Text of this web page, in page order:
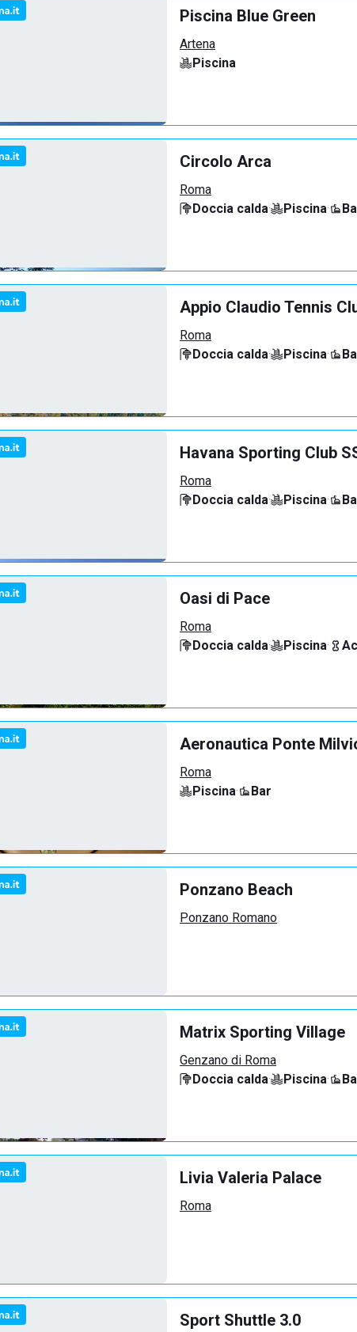
Piscina Blue Green
Artena
Piscina
Circolo Arca
Roma
Doccia calda· Piscina·
Appio Claudio Tennis
Roma
Doccia calda· Piscina·
Havana Sporting Club
Roma
Doccia calda· Piscina·
Oasi di Pace
Roma
Doccia calda· Piscina·
Aeronautica Ponte
Roma
Piscina·
Bar
Ponzano Beach
Ponzano Romano
Matrix Sporting Village
Genzano di Roma
Doccia calda· Piscina·
Livia Valeria Palace
Roma
Sport Shuttle 3.0